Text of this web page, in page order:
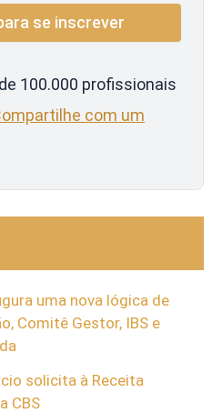
100.000 profissionais
com um
uma nova lógica de
Comitê Gestor, IBS e
solicita à Receita
CBS